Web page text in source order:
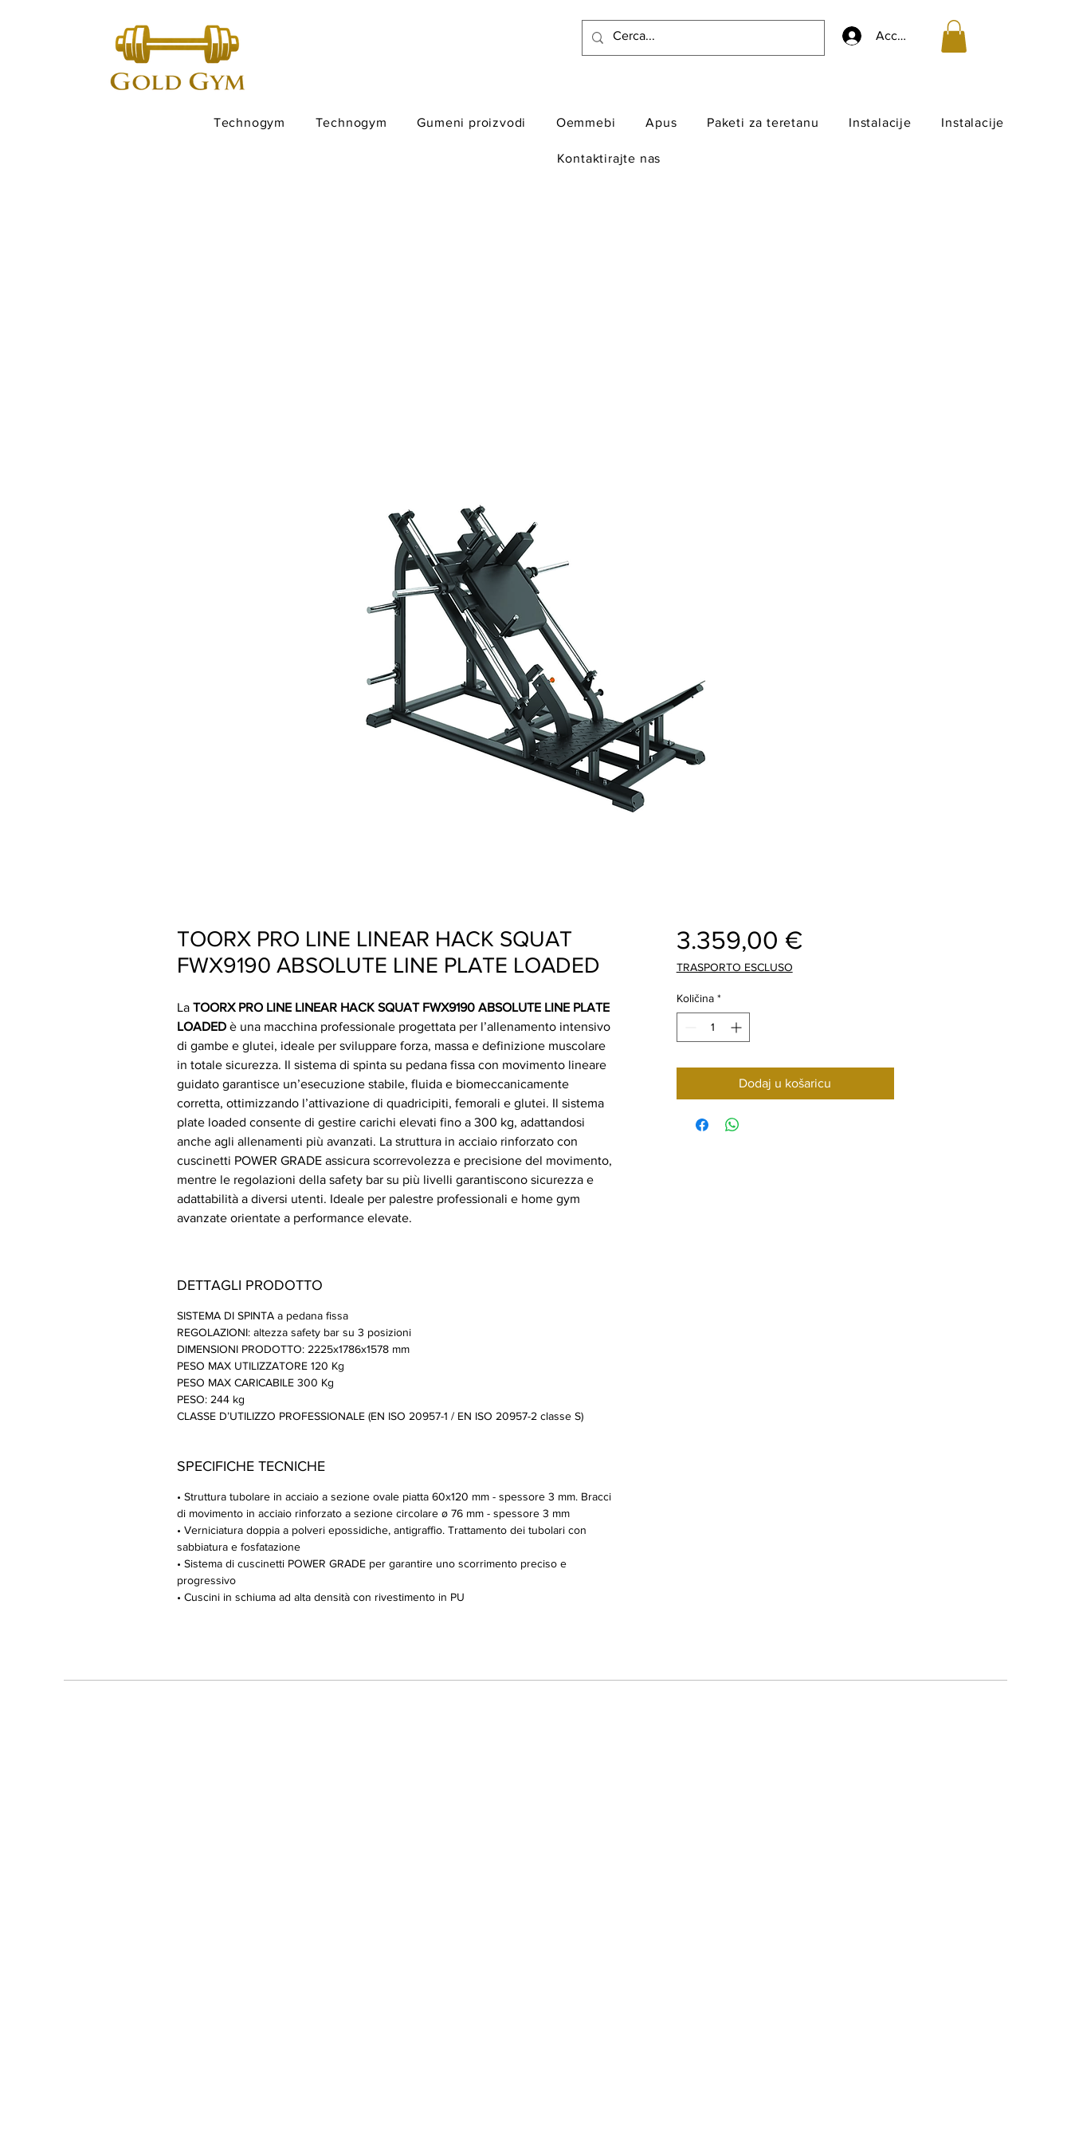
Accedi
Technogym Technogym Gumeni proizvodi Oemmebi Apus Paketi za teretanu Instalacije Instalacije
Kontaktirajte nas
TOORX PRO LINE LINEAR HACK SQUAT
FWX9190 ABSOLUTE LINE PLATE LOADED
La TOORX PRO LINE LINEAR HACK SQUAT FWX9190 ABSOLUTE LINE PLATE
LOADED è una macchina professionale progettata per l’allenamento intensivo
di gambe e glutei, ideale per sviluppare forza, massa e definizione muscolare
in totale sicurezza. Il sistema di spinta su pedana fissa con movimento lineare
guidato garantisce un’esecuzione stabile, fluida e biomeccanicamente
corretta, ottimizzando l’attivazione di quadricipiti, femorali e glutei. Il sistema
plate loaded consente di gestire carichi elevati fino a 300 kg, adattandosi
anche agli allenamenti più avanzati. La struttura in acciaio rinforzato con
cuscinetti POWER GRADE assicura scorrevolezza e precisione del movimento,
mentre le regolazioni della safety bar su più livelli garantiscono sicurezza e
adattabilità a diversi utenti. Ideale per palestre professionali e home gym
avanzate orientate a performance elevate.
DETTAGLI PRODOTTO
SISTEMA DI SPINTA a pedana fissa
REGOLAZIONI: altezza safety bar su 3 posizioni
DIMENSIONI PRODOTTO: 2225x1786x1578 mm
PESO MAX UTILIZZATORE 120 Kg
PESO MAX CARICABILE 300 Kg
PESO: 244 kg
CLASSE D’UTILIZZO PROFESSIONALE (EN ISO 20957-1 / EN ISO 20957-2 classe S)
SPECIFICHE TECNICHE
• Struttura tubolare in acciaio a sezione ovale piatta 60x120 mm - spessore 3 mm. Bracci
di movimento in acciaio rinforzato a sezione circolare ø 76 mm - spessore 3 mm
• Verniciatura doppia a polveri epossidiche, antigraffio. Trattamento dei tubolari con
sabbiatura e fosfatazione
• Sistema di cuscinetti POWER GRADE per garantire uno scorrimento preciso e
progressivo
• Cuscini in schiuma ad alta densità con rivestimento in PU
3.359,00 €Cijena
TRASPORTO ESCLUSO
Količina *
Dodaj u košaricu